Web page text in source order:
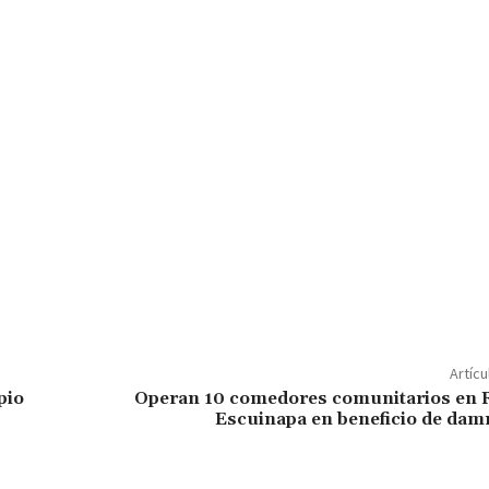
Operan 10 comedores comunitarios en
Escuinapa en beneficio de